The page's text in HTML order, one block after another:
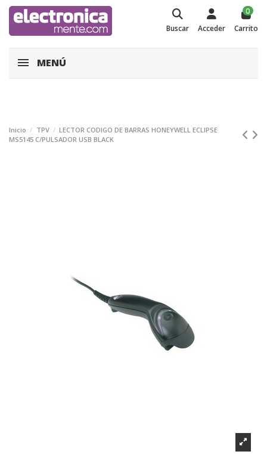
Buscar Acceder
0
Carrito
MENÚ
Inicio TPV
LECTOR CODIGO DE BARRAS HONEYWELL ECLIPSE
MS5145 C/PULSADOR USB BLACK